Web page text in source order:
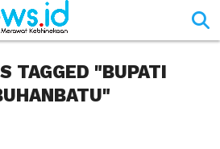
TAGGED "BUPATI